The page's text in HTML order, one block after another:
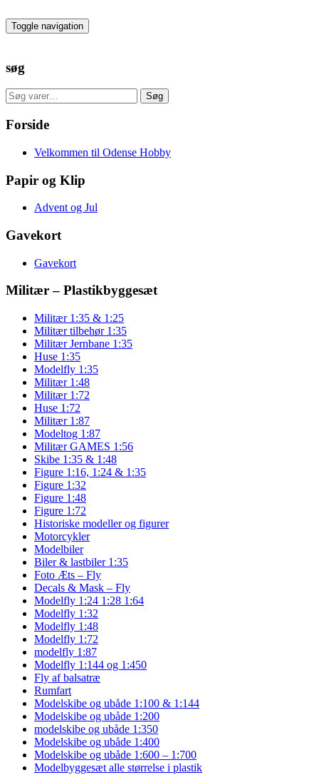
to
the
Toggle navigation
søg
Søg
efter:
Søg
Forside
Velkommen til Odense Hobby
Papir og Klip
Advent og Jul
Gavekort
Gavekort
Militær – Plastikbyggesæt
Militær 1:35 & 1:25
Militær tilbehør 1:35
Militær Jernbane 1:35
Huse 1:35
Modelfly 1:35
Militær 1:48
Militær 1:72
Huse 1:72
Militær 1:87
Modeltog 1:87
Militær GAMES 1:56
Skibe 1:35 & 1:48
Figure 1:16, 1:24 & 1:35
Figure 1:32
Figure 1:48
Figure 1:72
Historiske modeller og figurer
Motorcykler
Modelbiler
Biler & lastbiler 1:35
Foto Æts – Fly
Decals & Mask – Fly
Modelfly 1:24 1:28 1:64
Modelfly 1:32
Modelfly 1:48
Modelfly 1:72
modelfly 1:87
Modelfly 1:144 og 1:450
Fly af balsatræ
Rumfart
Modelskibe og ubåde 1:100 & 1:144
Modelskibe og ubåde 1:200
modelskibe og ubåde 1:350
Modelskibe og ubåde 1:400
Modelskibe og ubåde 1:600 – 1:700
Modelbyggesæt alle størrelse i plastik